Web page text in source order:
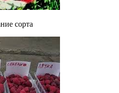
сорта